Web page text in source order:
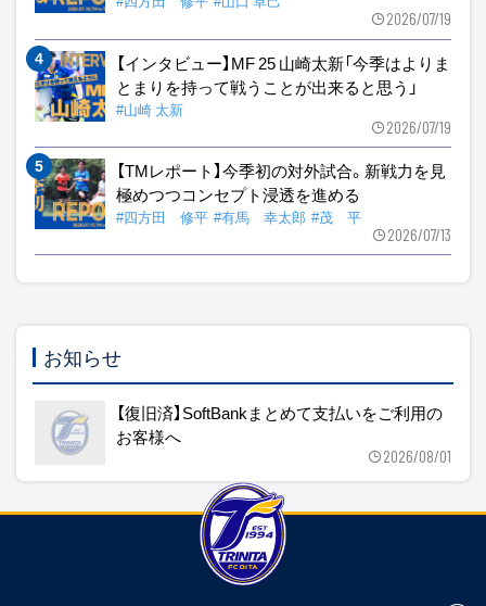
2026/07/19
【インタビュー】MF 25 山崎太新「今季はよりま
とまりを持って戦うことが出来ると思う」
#山崎 太新
2026/07/19
【TMレポート】今季初の対外試合。新戦力を見
極めつつコンセプト浸透を進める
#四方田 修平 #有馬 幸太郎 #茂 平
2026/07/13
お知らせ
【復旧済】SoftBankまとめて支払いをご利用の
お客様へ
2026/08/01